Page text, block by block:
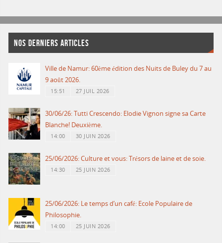
NOS DERNIERS ARTICLES
Ville de Namur: 60ème édition des Nuits de Buley du 7 au
9 août 2026.
15:51 27 JUIL 2026
30/06/26: Tutti Crescendo: Elodie Vignon signe sa Carte
Blanche! Deuxième.
14:00 30 JUIN 2026
25/06/2026: Culture et vous: Trésors de laine et de soie.
14:30 25 JUIN 2026
25/06/2026: Le temps d’un café: Ecole Populaire de
Philosophie.
14:00 25 JUIN 2026